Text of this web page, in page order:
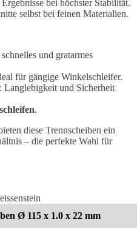
bei höchster Stabilität.
selbst bei feinen Materialien.
und gratarmes
für gängige Winkelschleifer.
: Langlebigkeit und Sicherheit
.
diese Trennscheiben ein
– die perfekte Wahl für
Ø 115 x 1.0 x 22 mm